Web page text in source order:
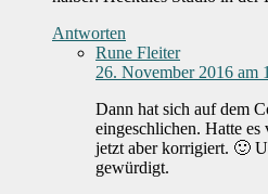
Antworten
Rune Fleiter
26. November 2016 am
Dann hat sich auf dem
eingeschlichen. Hatte
jetzt aber korrigiert. 🙂
gewürdigt.